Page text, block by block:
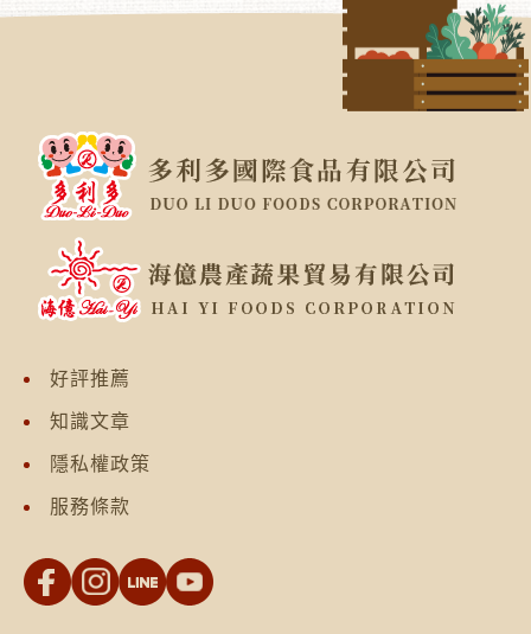
好評推薦
知識文章
隱私權政策
服務條款